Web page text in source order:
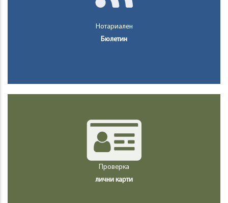
Нотариален
Бюлетин
Проверка
лични карти